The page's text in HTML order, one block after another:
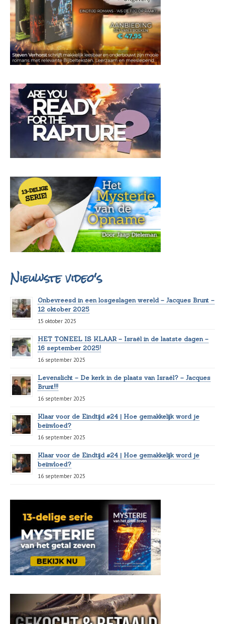
Nieuwste video's
Onbevreesd in een losgeslagen wereld – Jacques Brunt –
12 oktober 2025
15 oktober 2025
HET TONEEL IS KLAAR – Israël in de laatste dagen –
16 september 2025!
16 september 2025
Levenslicht – De kerk in de plaats van Israël? – Jacques
Brunt!!!
16 september 2025
Klaar voor de Eindtijd #24 | Hoe gemakkelijk word je
beïnvloed?
16 september 2025
Klaar voor de Eindtijd #24 | Hoe gemakkelijk word je
beïnvloed?
16 september 2025